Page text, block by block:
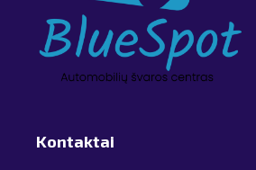
Kontaktai